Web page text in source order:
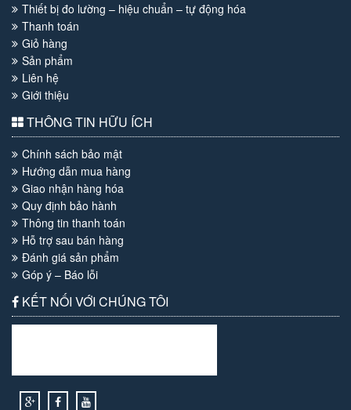
Thiết bị đo lường – hiệu chuẩn – tự động hóa
Thanh toán
Giỏ hàng
Sản phẩm
Liên hệ
Giới thiệu
THÔNG TIN HỮU ÍCH
Chính sách bảo mật
Hướng dẫn mua hàng
Giao nhận hàng hóa
Quy định bảo hành
Thông tin thanh toán
Hỗ trợ sau bán hàng
Đánh giá sản phẩm
Góp ý – Báo lỗi
KẾT NỐI VỚI CHÚNG TÔI